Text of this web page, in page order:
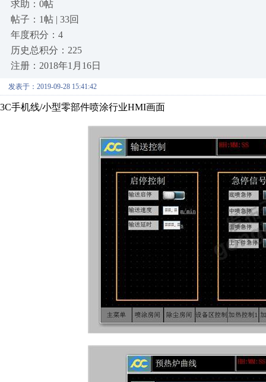
求助：0帖
帖子：1帖 | 33回
年度积分：4
历史总积分：225
注册：2018年1月16日
发表于：2019-09-28 15:41:42
3C手机线/小型零部件喷涂行业HMI画面